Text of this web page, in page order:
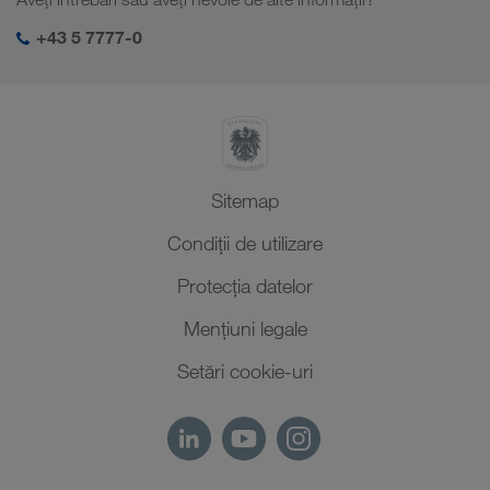
Orientul Mijlociu
Responsabilitate socială
Management SHEQ
+43 5 7777-0
Sitemap
Condiții de utilizare
Protecţia datelor
Mențiuni legale
Setări cookie-uri